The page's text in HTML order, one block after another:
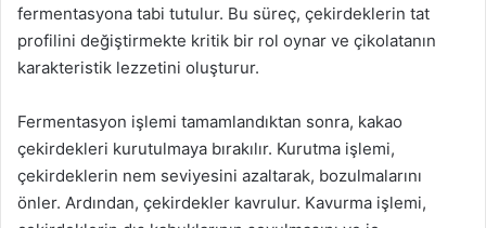
fermentasyona tabi tutulur. Bu süreç, çekirdeklerin tat
profilini değiştirmekte kritik bir rol oynar ve çikolatanın
karakteristik lezzetini oluşturur.
Fermentasyon işlemi tamamlandıktan sonra, kakao
çekirdekleri kurutulmaya bırakılır. Kurutma işlemi,
çekirdeklerin nem seviyesini azaltarak, bozulmalarını
önler. Ardından, çekirdekler kavrulur. Kavurma işlemi,